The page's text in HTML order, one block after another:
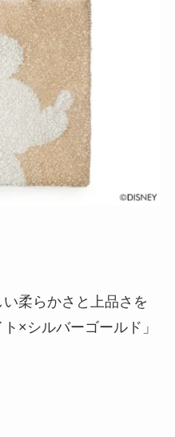
柔らかさと上品さを
×シルバーゴールド」